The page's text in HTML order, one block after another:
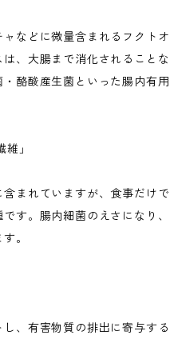
などに微量含まれるフクトオ
、大腸まで消化されることな
酪酸産生菌といった腸内有用
」
まれていますが、食事だけで
す。腸内細菌のえさになり、
。
、有害物質の排出に寄与する